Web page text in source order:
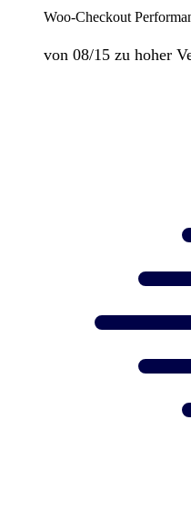
Woo-Checkout
von 08/15 zu hoher